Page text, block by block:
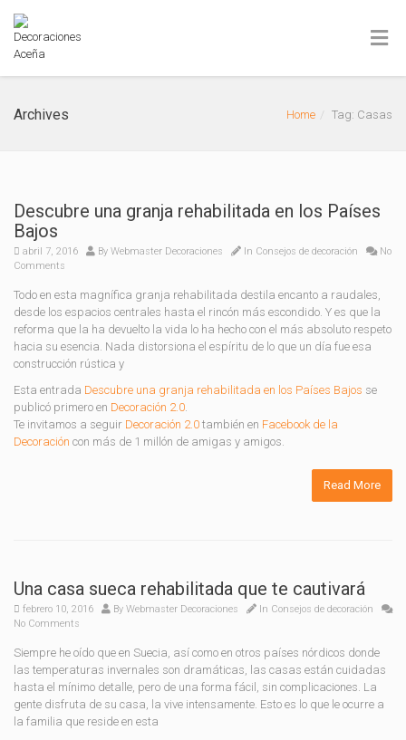
Archives Home Tag: Casas
Descubre una granja rehabilitada en los Países
Bajos
abril 7, 2016 By Webmaster Decoraciones In Consejos de decoración
No
Comments
Todo en esta magnífica granja rehabilitada destila encanto a raudales,
desde los espacios centrales hasta el rincón más escondido. Y es que la
reforma que la ha devuelto la vida lo ha hecho con el más absoluto respeto
hacia su esencia. Nada distorsiona el espíritu de lo que un día fue esa
construcción rústica y
Esta entrada Descubre una granja rehabilitada en los Países Bajos se
publicó primero en Decoración 2.0.
Te invitamos a seguir Decoración 2.0 también en Facebook de la
Decoración con más de 1 millón de amigas y amigos.
Read More
Una casa sueca rehabilitada que te cautivará
febrero 10, 2016 By Webmaster Decoraciones In Consejos de decoración
No Comments
Siempre he oído que en Suecia, así como en otros países nórdicos donde
las temperaturas invernales son dramáticas, las casas están cuidadas
hasta el mínimo detalle, pero de una forma fácil, sin complicaciones. La
gente disfruta de su casa, la vive intensamente. Esto es lo que le ocurre a
la familia que reside en esta